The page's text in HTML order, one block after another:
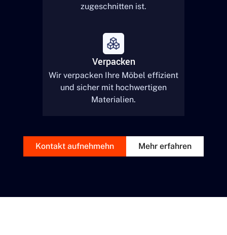
zugeschnitten ist.
Verpacken
Wir verpacken Ihre Möbel effizient
und sicher mit hochwertigen
Materialien.
Kontakt aufnehmehn Mehr erfahren